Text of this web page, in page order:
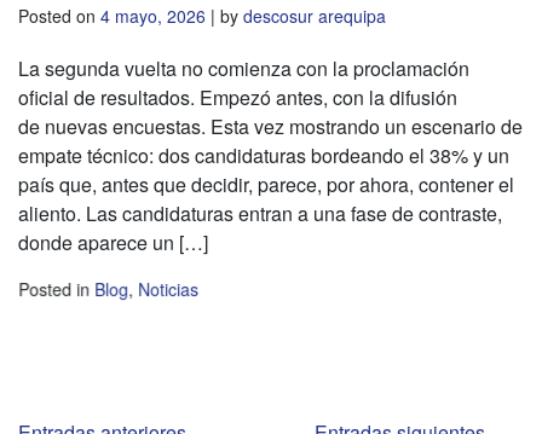
Posted on 4 mayo, 2026 | by descosur arequipa
La segunda vuelta no comienza con la proclamación
oficial de resultados. Empezó antes, con la difusión
de nuevas encuestas. Esta vez mostrando un escenario de
empate técnico: dos candidaturas bordeando el 38% y un
país que, antes que decidir, parece, por ahora, contener el
aliento. Las candidaturas entran a una fase de contraste,
donde aparece un […]
Posted in Blog, Noticias